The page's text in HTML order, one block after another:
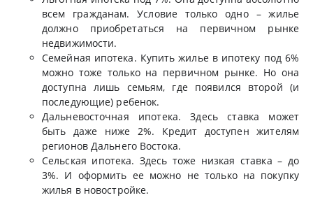
всем гражданам. Условие только одно – жилье
должно приобретаться на первичном рынке
недвижимости.
Семейная ипотека. Купить жилье в ипотеку под 6%
можно тоже только на первичном рынке. Но она
доступна лишь семьям, где появился второй (и
последующие) ребенок.
Дальневосточная ипотека. Здесь ставка может
быть даже ниже 2%. Кредит доступен жителям
регионов Дальнего Востока.
Сельская ипотека. Здесь тоже низкая ставка – до
3%. И оформить ее можно не только на покупку
жилья в новостройке.